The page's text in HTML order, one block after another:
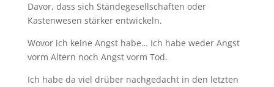
Davor, dass sich Ständegesellschaften oder
Kastenwesen stärker entwickeln.
Wovor ich keine Angst habe… Ich habe weder Angst
vorm Altern noch Angst vorm Tod.
Ich habe da viel drüber nachgedacht in den letzten